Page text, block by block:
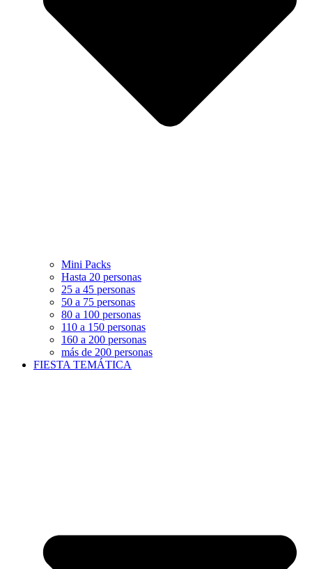
Mini Packs
Hasta 20 personas
25 a 45 personas
50 a 75 personas
80 a 100 personas
110 a 150 personas
160 a 200 personas
más de 200 personas
FIESTA TEMÁTICA